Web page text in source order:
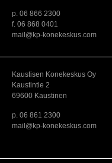
p. 06 866 2300
f. 06 868 0401
mail@kp-konekeskus.com
Kaustisen Konekeskus Oy
Kaustintie 2
69600 Kaustinen
p. 06 861 2300
mail@kp-konekeskus.com